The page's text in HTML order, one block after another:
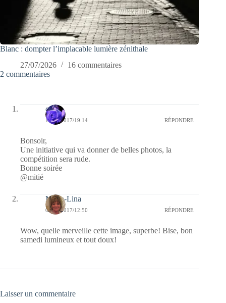
Blanc : dompter l’implacable lumière zénithale
27/07/2026
16 commentaires
2 commentaires
covix
11/12/2017/19:14 RÉPONDRE
Bonsoir,
Une initiative qui va donner de belles photos, la
compétition sera rude.
Bonne soirée
@mitié
Maria-Lina
09/12/2017/12:50 RÉPONDRE
Wow, quelle merveille cette image, superbe! Bise, bon
samedi lumineux et tout doux!
Laisser un commentaire